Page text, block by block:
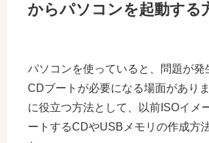
からパソコンを起動する
パソコンを使っていると、問題が発
CDブートが必要になる場面があり
に役立つ方法として、以前ISOイメ
ートするCDやUSBメモリの作成方